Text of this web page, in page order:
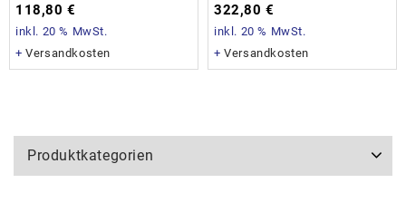
118,80€
inkl. 20 % MwSt.
+Versandkosten
322,80€
inkl. 20 % MwSt.
+Versandkosten
Produktkategorien